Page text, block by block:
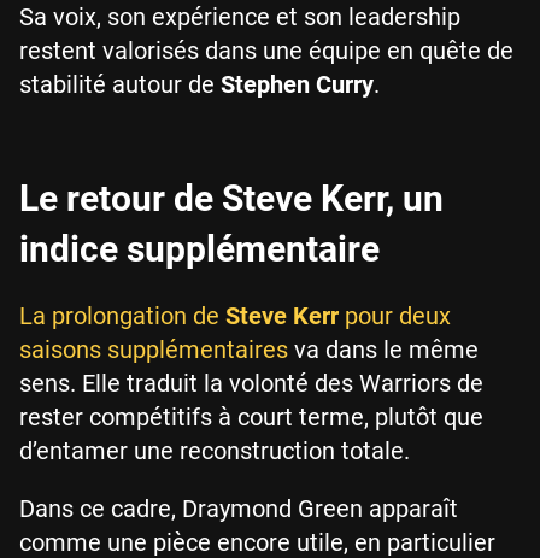
Sa voix, son expérience et son leadership
restent valorisés dans une équipe en quête de
stabilité autour de Stephen Curry.
Le retour de Steve Kerr, un
indice supplémentaire
La prolongation de Steve Kerr pour deux
saisons supplémentaires va dans le même
sens. Elle traduit la volonté des Warriors de
rester compétitifs à court terme, plutôt que
d’entamer une reconstruction totale.
Dans ce cadre, Draymond Green apparaît
comme une pièce encore utile, en particulier